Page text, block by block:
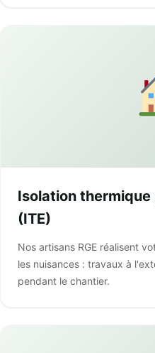
Isolation
(ITE)
Nos artisans RGE réalisent
les nuisances : travaux à
pendant le chantier.